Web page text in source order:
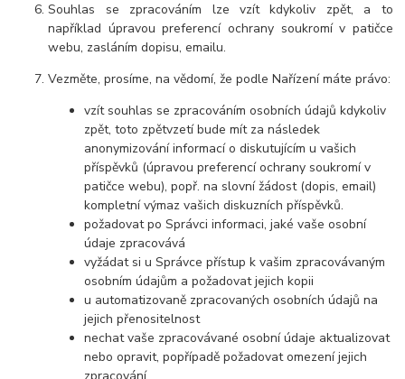
Souhlas se zpracováním lze vzít kdykoliv zpět, a to
například úpravou preferencí ochrany soukromí v patičce
webu, zasláním dopisu, emailu.
Vezměte, prosíme, na vědomí, že podle Nařízení máte právo:
vzít souhlas se zpracováním osobních údajů kdykoliv
zpět, toto zpětvzetí bude mít za následek
anonymizování informací o diskutujícím u vašich
příspěvků (úpravou preferencí ochrany soukromí v
patičce webu), popř. na slovní žádost (dopis, email)
kompletní výmaz vašich diskuzních příspěvků.
požadovat po Správci informaci, jaké vaše osobní
údaje zpracovává
vyžádat si u Správce přístup k vašim zpracovávaným
osobním údajům a požadovat jejich kopii
u automatizovaně zpracovaných osobních údajů na
jejich přenositelnost
nechat vaše zpracovávané osobní údaje aktualizovat
nebo opravit, popřípadě požadovat omezení jejich